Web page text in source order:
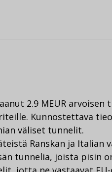
2.9 MEUR
Kunnostettava
väliset tunnelit.
Ranskan ja
tunnelia, joista pisin